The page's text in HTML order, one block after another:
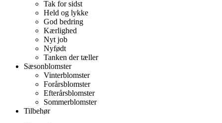
Tak for sidst
Held og lykke
God bedring
Kærlighed
Nyt job
Nyfødt
Tanken der tæller
Sæsonblomster
Vinterblomster
Forårsblomster
Efterårsblomster
Sommerblomster
Tilbehør